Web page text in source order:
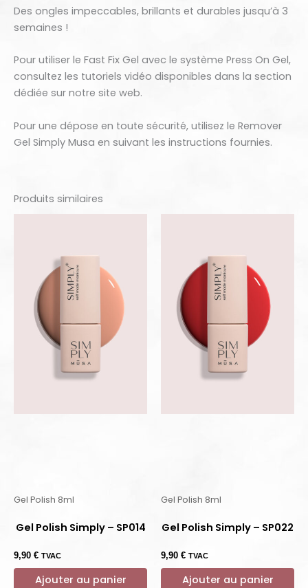
Des ongles impeccables, brillants et durables jusqu’à 3
semaines !
Pour utiliser le Fast Fix Gel avec le système Press On Gel,
consultez les tutoriels vidéo disponibles dans la section
dédiée sur notre site web.
Pour une dépose en toute sécurité, utilisez le Remover
Gel Simply Musa en suivant les instructions fournies.
Produits similaires
Gel Polish 8ml
Gel Polish Simply – SP014
9,90 € TVAC
Ajouter au panier
Gel Polish 8ml
Gel Polish Simply – SP022
9,90 € TVAC
Ajouter au panier